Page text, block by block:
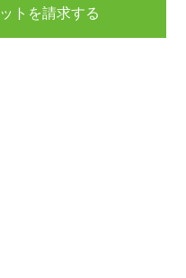
トを請求する